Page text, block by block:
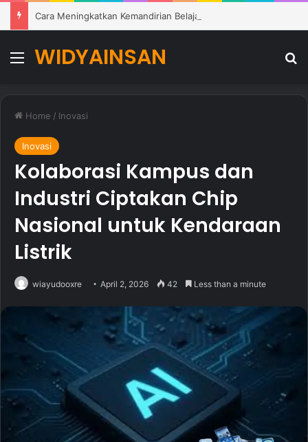
Menu
WIDYAINSAN
Home / Inovasi
Inovasi
Kolaborasi Kampus dan
Industri Ciptakan Chip
Nasional untuk Kendaraan
Listrik
wiayudooxre April 2, 2026 42 Less than a minute